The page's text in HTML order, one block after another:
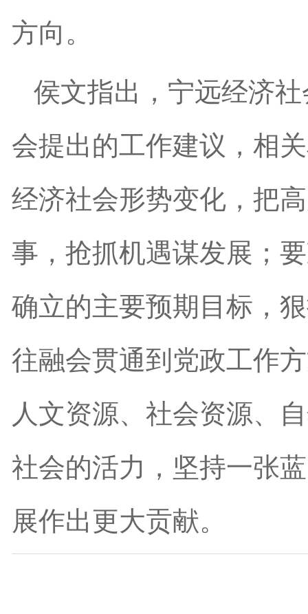
方向。
侯文指出，宁远经济
会提出的工作建议，相
经济社会形势变化，把
事，抢抓机遇谋发展；
确立的主要预期目标，
往融会贯通到党政工作
人文资源、社会资源、
社会的活力，坚持一张
展作出更大贡献。